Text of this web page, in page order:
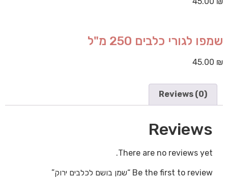
שמפו לגורי כלבים 250 מ"ל
45.00 ₪
Reviews (0)
Reviews
There are no reviews yet.
Be the first to review “שמן בושם לכלבים ירוק”